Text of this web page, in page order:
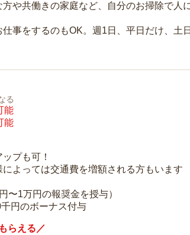
や共働きの家庭など、自分のお掃除で人
事をするのもOK。週1日、平日だけ、土
る
能
能
プも可！
よっては交通費を増額される方もいます
〜1万円の報奨金を授与）
円のボーナス付与
らえる／